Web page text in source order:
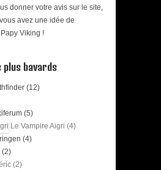
donner votre avis sur le site,
avez une idée de
Viking !
bavards
(12)
(5)
Le Vampire Aigri (4)
(4)
(2)
(2)